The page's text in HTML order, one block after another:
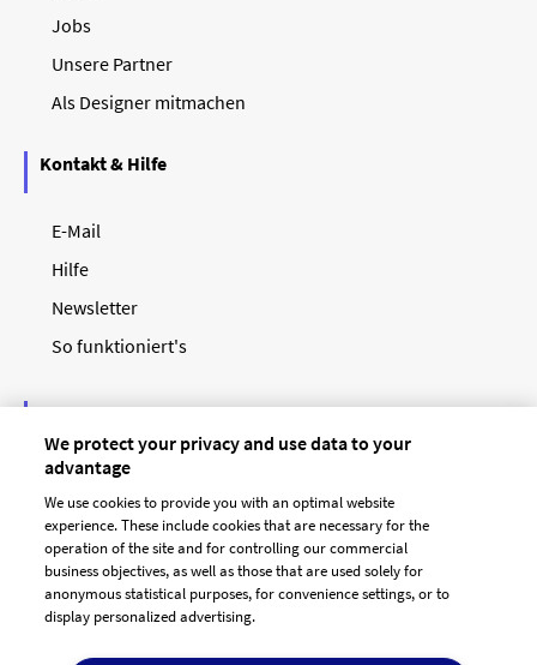
Jobs
Unsere Partner
Als Designer mitmachen
Kontakt & Hilfe
E-Mail
Hilfe
Newsletter
So funktioniert's
Unsere Zahlungsarten
We protect your privacy and use data to your
advantage
We use cookies to provide you with an optimal website
experience. These include cookies that are necessary for the
operation of the site and for controlling our commercial
business objectives, as well as those that are used solely for
anonymous statistical purposes, for convenience settings, or to
display personalized advertising.